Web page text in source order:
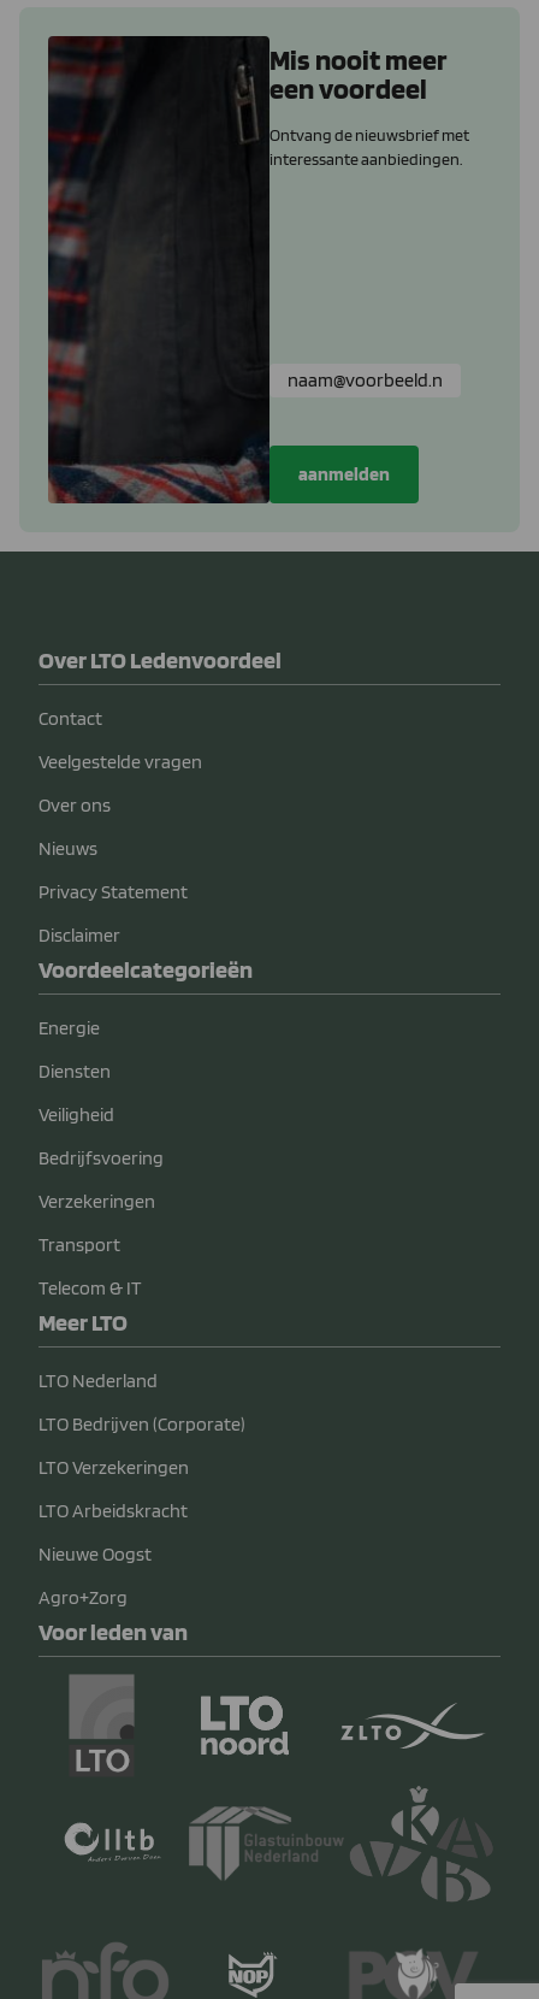
Mis nooit meer
een voordeel
Ontvang de nieuwsbrief met
interessante aanbiedingen.
Over LTO Ledenvoordeel
Contact
Veelgestelde vragen
Over ons
Nieuws
Privacy Statement
Disclaimer
Voordeelcategorieën
Energie
Diensten
Veiligheid
Bedrijfsvoering
Verzekeringen
Transport
Telecom & IT
Meer LTO
LTO Nederland
LTO Bedrijven (Corporate)
LTO Verzekeringen
LTO Arbeidskracht
Nieuwe Oogst
Agro+Zorg
Voor leden van